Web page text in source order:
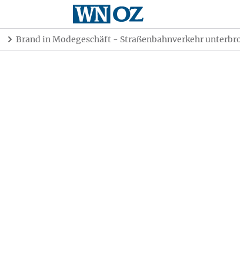
Brand in Modegeschäft - Straßenbahnverkehr